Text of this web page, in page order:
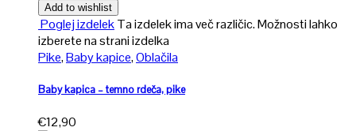
Add to wishlist
Poglej izdelekTa izdelek ima več različic. Možnosti lahko
izberete na strani izdelka
Pike,Baby kapice,Oblačila
Baby kapica – temno rdeča, pike
€12,90